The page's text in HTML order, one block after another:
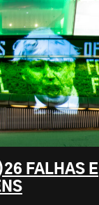
FALHAS E